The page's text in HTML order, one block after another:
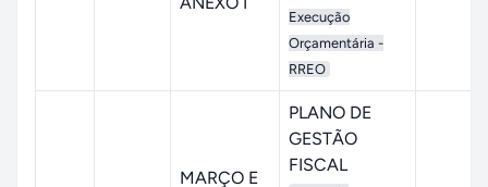
Execução
Orçamentária -
RREO
MARÇO E
PLANO DE
GESTÃO
FISCAL